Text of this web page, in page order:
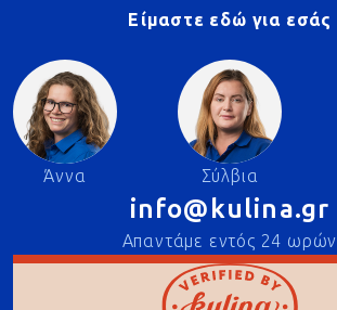
Είμαστε εδώ για εσάς
Άννα Σύλβια
info@kulina.gr
Απαντάμε εντός 24 ωρών